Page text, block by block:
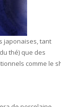
japonaises, tant
thé) que des
comme le